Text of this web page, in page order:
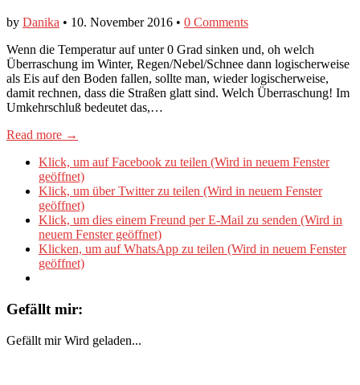
by Danika • 10. November 2016 • 0 Comments
Wenn die Temperatur auf unter 0 Grad sinken und, oh welch
Überraschung im Winter, Regen/Nebel/Schnee dann logischerweise
als Eis auf den Boden fallen, sollte man, wieder logischerweise,
damit rechnen, dass die Straßen glatt sind. Welch Überraschung! Im
Umkehrschluß bedeutet das,…
Read more →
Klick, um auf Facebook zu teilen (Wird in neuem Fenster
geöffnet)
Klick, um über Twitter zu teilen (Wird in neuem Fenster
geöffnet)
Klick, um dies einem Freund per E-Mail zu senden (Wird in
neuem Fenster geöffnet)
Klicken, um auf WhatsApp zu teilen (Wird in neuem Fenster
geöffnet)
Gefällt mir:
Gefällt mir Wird geladen...